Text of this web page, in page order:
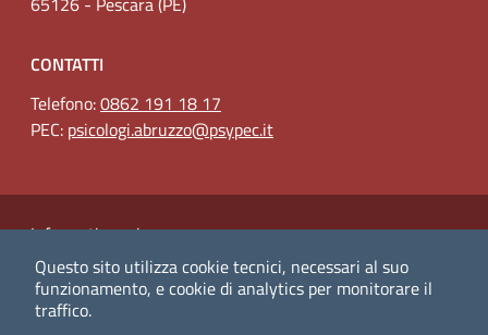
CONTATTI
Telefono:0862 191 18 17
PEC: psicologi.abruzzo@psypec.it
Link Utili
Informativa privacy
Amministrazione Trasparente(nuova scheda - new tab)
Dichiarazione di accessibilità
Questo sito utilizza cookie tecnici, necessari al suo
funzionamento, e cookie di analytics per monitorare il
traffico.